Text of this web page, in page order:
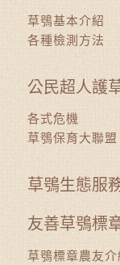
草鴞基本介紹
各種檢測方法
公民超人護
各式危機
草鴞保育大聯盟
草鴞生態服
友善草鴞標
草鴞標章農友介